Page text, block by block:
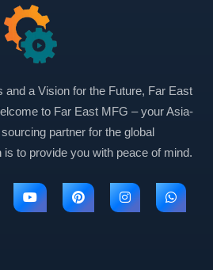
and a Vision for the Future, Far East
to Far East MFG – your Asia-
partner for the global
to provide you with peace of mind.